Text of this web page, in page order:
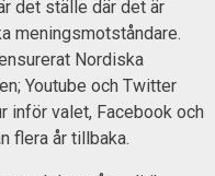
det ställe där det är
meningsmotståndare.
Nordiska
Youtube och Twitter
inför valet, Facebook och
flera år tillbaka.